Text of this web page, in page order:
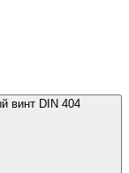
винт DIN 404